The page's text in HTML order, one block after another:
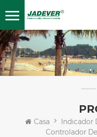
Casa
Indicador
Controlador